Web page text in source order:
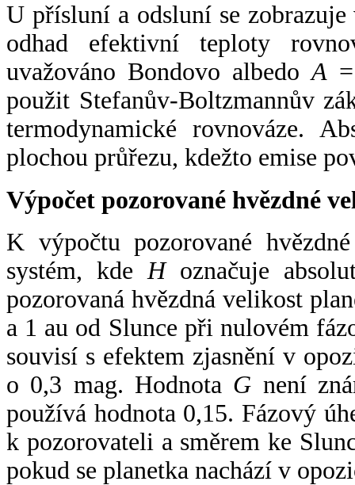
U přísluní a odsluní se
odhad efektivní teploty
uvažováno Bondovo albedoA
použit Stefanův-Boltzmannův
termodynamické rovnováze.
plochou průřezu, kdežto emise
Výpočet pozorované hvězdné
K výpočtu pozorované
systém, kde Hoznačuje
pozorovaná hvězdná velikost
a 1 au od Slunce při nulovém
souvisí s efektem zjasnění v
o 0,3 mag. Hodnota G není
používá hodnota 0,15. Fázový
k pozorovateli a směrem ke
pokud se planetka nachází v